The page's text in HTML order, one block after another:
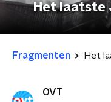
Het laatste
Fragmenten Het
OVT